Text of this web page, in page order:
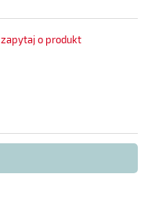
zapytaj o produkt